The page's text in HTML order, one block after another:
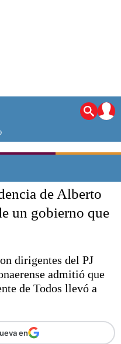
Alta
Sur
de Alberto
un gobierno que
dirigentes del PJ
admitió que
de Todos llevó a
en